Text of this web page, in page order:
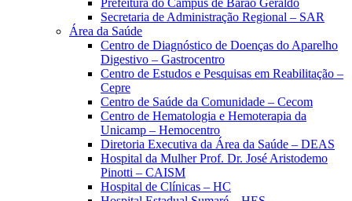
Prefeitura do Campus de Barão Geraldo
Secretaria de Administração Regional – SAR
Área da Saúde
Centro de Diagnóstico de Doenças do Aparelho
Digestivo – Gastrocentro
Centro de Estudos e Pesquisas em Reabilitação –
Cepre
Centro de Saúde da Comunidade – Cecom
Centro de Hematologia e Hemoterapia da
Unicamp – Hemocentro
Diretoria Executiva da Área da Saúde – DEAS
Hospital da Mulher Prof. Dr. José Aristodemo
Pinotti – CAISM
Hospital de Clínicas – HC